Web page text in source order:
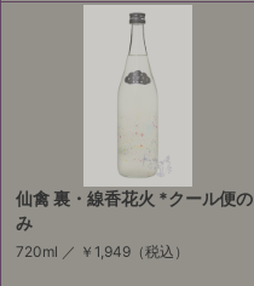
仙禽 裏・線香花火 *クール便の
み
720ml ／ ￥1,949 （税込）